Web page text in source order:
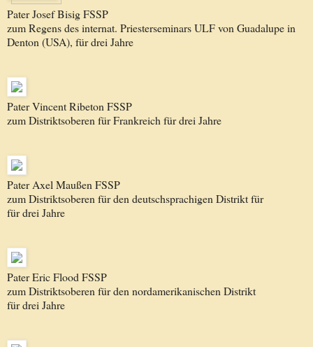
Pater Josef Bisig FSSP
zum Regens des internat. Priesterseminars ULF von Guadalupe in
Denton (USA), für drei Jahre
Pater Vincent Ribeton FSSP
zum Distriktsoberen für Frankreich für drei Jahre
Pater Axel Maußen FSSP
zum Distriktsoberen für den deutschsprachigen Distrikt für
für drei Jahre
Pater Eric Flood FSSP
zum Distriktsoberen für den nordamerikanischen Distrikt
für drei Jahre